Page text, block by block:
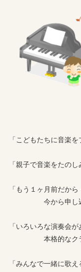
「こどもたちに音楽
「親子で音楽をたのし
「もう１ヶ月前だから
今から申し込み
「いろいろな演奏会
本格的なクラシ
「みんなで一緒に歌